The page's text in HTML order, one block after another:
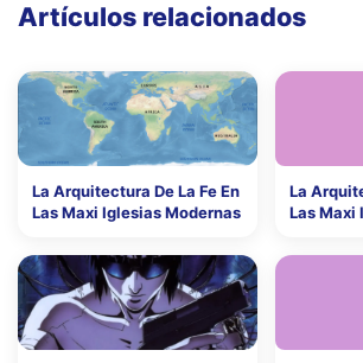
Artículos relacionados
La Arquitectura De La Fe En
Las Maxi Iglesias Modernas
La
Las Maxi